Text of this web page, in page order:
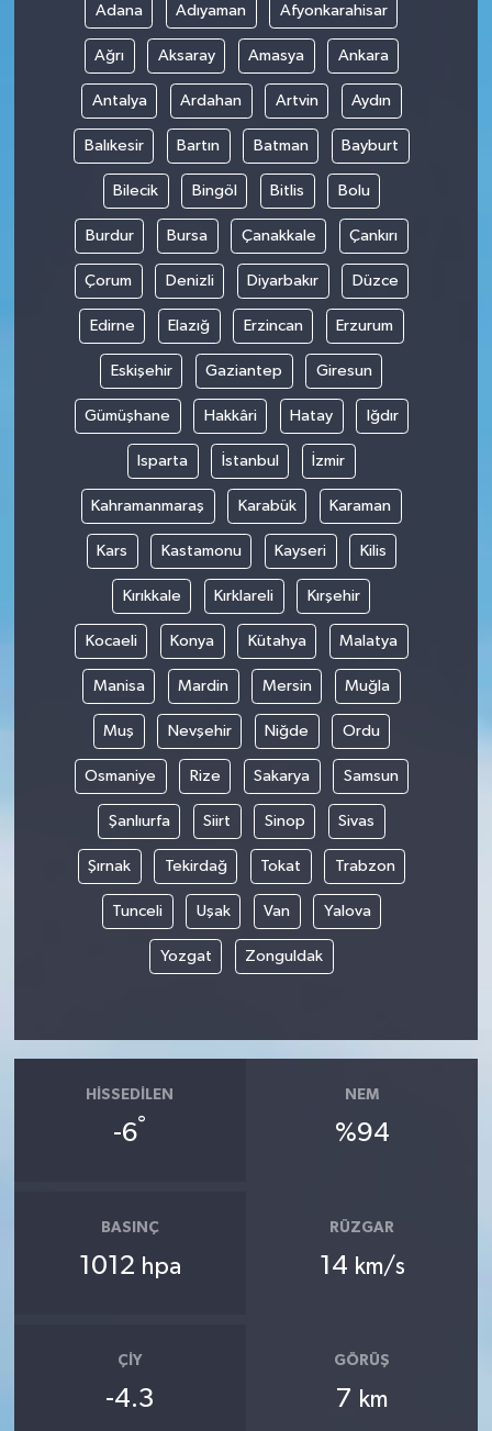
Adana Adıyaman Afyonkarahisar
Ağrı Aksaray Amasya Ankara
Antalya Ardahan Artvin Aydın
Balıkesir Bartın Batman Bayburt
Bilecik Bingöl Bitlis Bolu
Burdur Bursa Çanakkale Çankırı
Çorum Denizli Diyarbakır Düzce
Edirne Elazığ Erzincan Erzurum
Eskişehir Gaziantep Giresun
Gümüşhane Hakkâri Hatay Iğdır
Isparta İstanbul İzmir
Kahramanmaraş Karabük Karaman
Kars Kastamonu Kayseri Kilis
Kırıkkale Kırklareli Kırşehir
Kocaeli Konya Kütahya Malatya
Manisa Mardin Mersin Muğla
Muş Nevşehir Niğde Ordu
Osmaniye Rize Sakarya Samsun
Şanlıurfa Siirt Sinop Sivas
Şırnak Tekirdağ Tokat Trabzon
Tunceli Uşak Van Yalova
Yozgat Zonguldak
HISSEDILEN
-6°
NEM
%94
BASINÇ
1012 hpa
RÜZGAR
14 km/s
ÇIY
-4.3
GÖRÜŞ
7 km